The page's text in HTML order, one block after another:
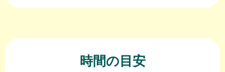
時間の目安